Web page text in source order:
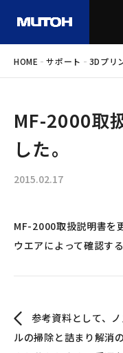
HOME -サポート - 3Dプリ
MF-2000取
した。
2015.02.17
MF-2000取扱説明書を
ウエアによって確認す
参考資料として、
ルの掃除と詰まり解消の